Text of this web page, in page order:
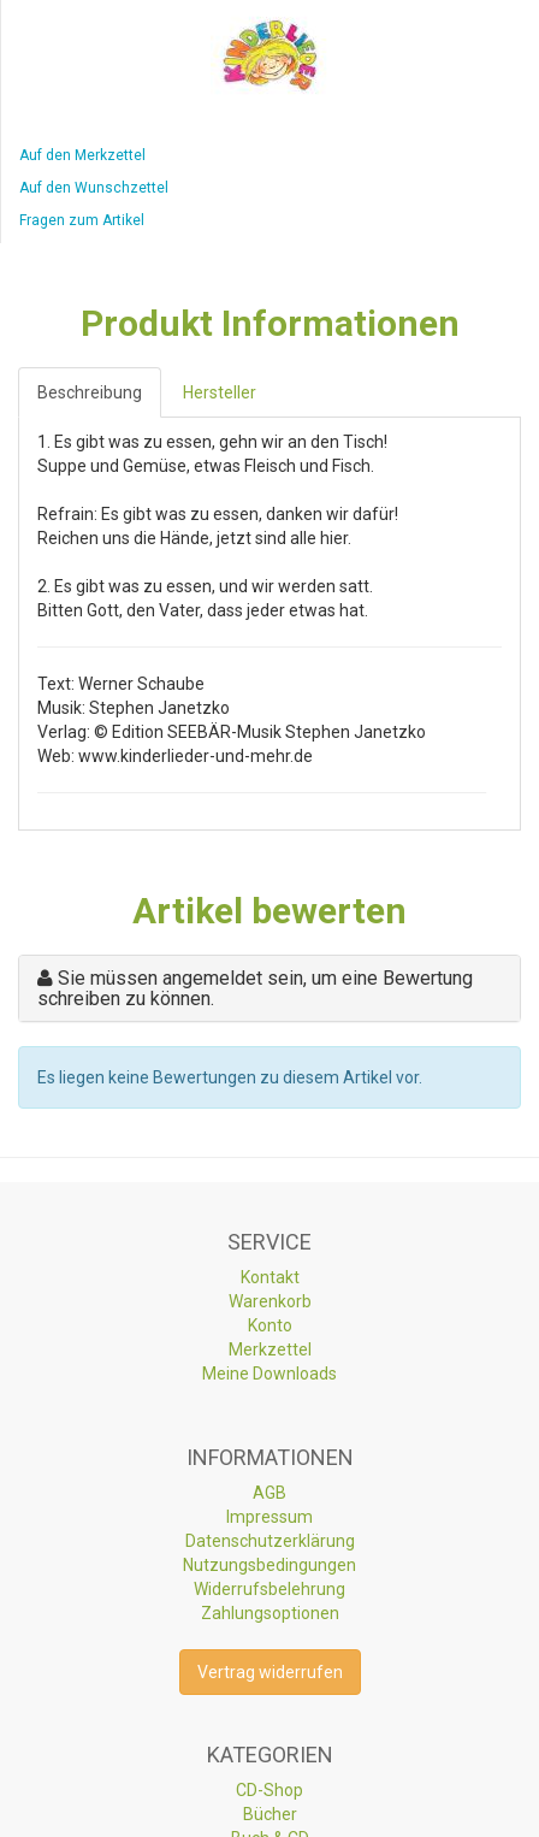
Auf den Merkzettel
Auf den Wunschzettel
Fragen zum Artikel
Produkt Informationen
Beschreibung Hersteller
1. Es gibt was zu essen, gehn wir an den Tisch!
Suppe und Gemüse, etwas Fleisch und Fisch.
Refrain: Es gibt was zu essen, danken wir dafür!
Reichen uns die Hände, jetzt sind alle hier.
2. Es gibt was zu essen, und wir werden satt.
Bitten Gott, den Vater, dass jeder etwas hat.
Text: Werner Schaube
Musik: Stephen Janetzko
Verlag: © Edition SEEBÄR-Musik Stephen Janetzko
Web: www.kinderlieder-und-mehr.de
Artikel bewerten
Sie müssen angemeldet sein, um eine Bewertung
schreiben zu können.
Es liegen keine Bewertungen zu diesem Artikel vor.
SERVICE
Kontakt
Warenkorb
Konto
Merkzettel
Meine Downloads
INFORMATIONEN
AGB
Impressum
Datenschutzerklärung
Nutzungsbedingungen
Widerrufsbelehrung
Zahlungsoptionen
Vertrag widerrufen
KATEGORIEN
CD-Shop
Bücher